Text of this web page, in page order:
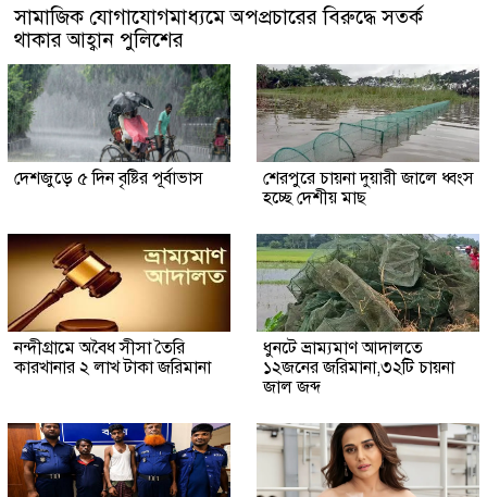
সামাজিক যোগাযোগমাধ্যমে অপপ্রচারের বিরুদ্ধে সতর্ক
থাকার আহ্বান পুলিশের
দেশজুড়ে ৫ দিন বৃষ্টির পূর্বাভাস
শেরপুরে চায়না দুয়ারী জালে ধ্বংস
হচ্ছে দেশীয় মাছ
নন্দীগ্রামে অবৈধ সীসা তৈরি
কারখানার ২ লাখ টাকা জরিমানা
ধুনটে ভ্রাম্যমাণ আদালতে
১২জনের জরিমানা,৩২টি চায়না
জাল জব্দ